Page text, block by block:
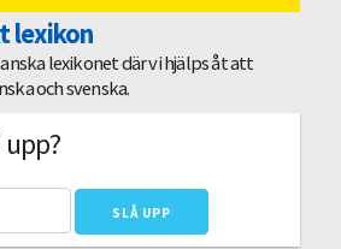
lexikon
lexikonet där vi hjälps åt att
och svenska.